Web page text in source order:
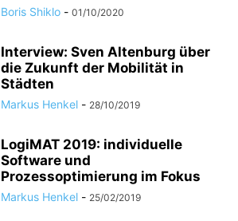
Boris Shiklo - 01/10/2020
Interview: Sven Altenburg über
die Zukunft der Mobilität in
Städten
Markus Henkel - 28/10/2019
LogiMAT 2019: individuelle
Software und
Prozessoptimierung im Fokus
Markus Henkel - 25/02/2019